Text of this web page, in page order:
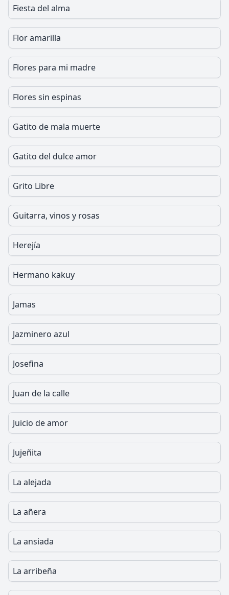
Fiesta del alma
Flor amarilla
Flores para mi madre
Flores sin espinas
Gatito de mala muerte
Gatito del dulce amor
Grito Libre
Guitarra, vinos y rosas
Herejía
Hermano kakuy
Jamas
Jazminero azul
Josefina
Juan de la calle
Juicio de amor
Jujeñita
La alejada
La añera
La ansiada
La arribeña